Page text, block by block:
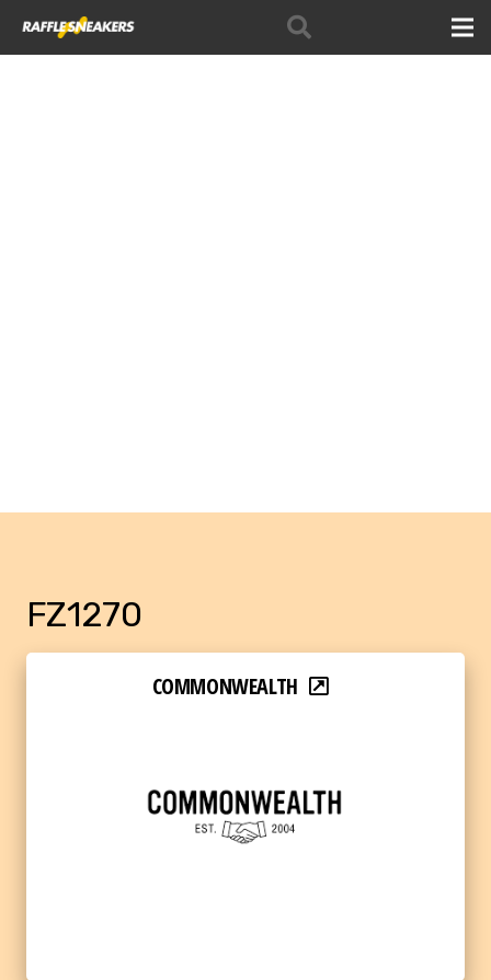
FZ1270
COMMONWEALTH